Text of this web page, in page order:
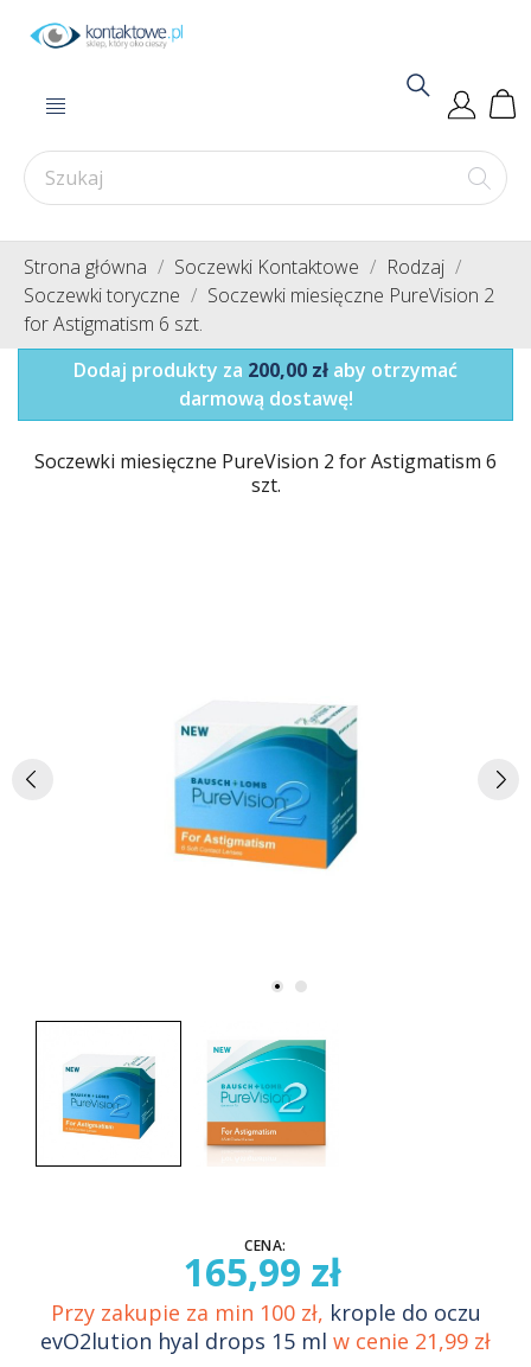
Strona główna Soczewki Kontaktowe
Rodzaj
Soczewki toryczne
Soczewki miesięczne PureVision 2
for Astigmatism 6 szt.
Dodaj produkty za 200,00 zł aby otrzymać
darmową dostawę!
Soczewki miesięczne PureVision 2 for Astigmatism 6
szt.
CENA:
165,99 zł
Przy zakupie za min 100 zł, krople do oczu
evO2lution hyal drops 15 ml w cenie 21,99 zł